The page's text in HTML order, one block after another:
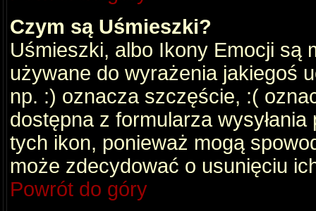
Czym są Uśmieszki?
Uśmieszki, albo Ikony Emocji są
używane do wyrażenia jakiegoś
np. :) oznacza szczęście, :(
dostępna z formularza
tych ikon, ponieważ mogą
może zdecydować o usunięciu
Powrót do góry